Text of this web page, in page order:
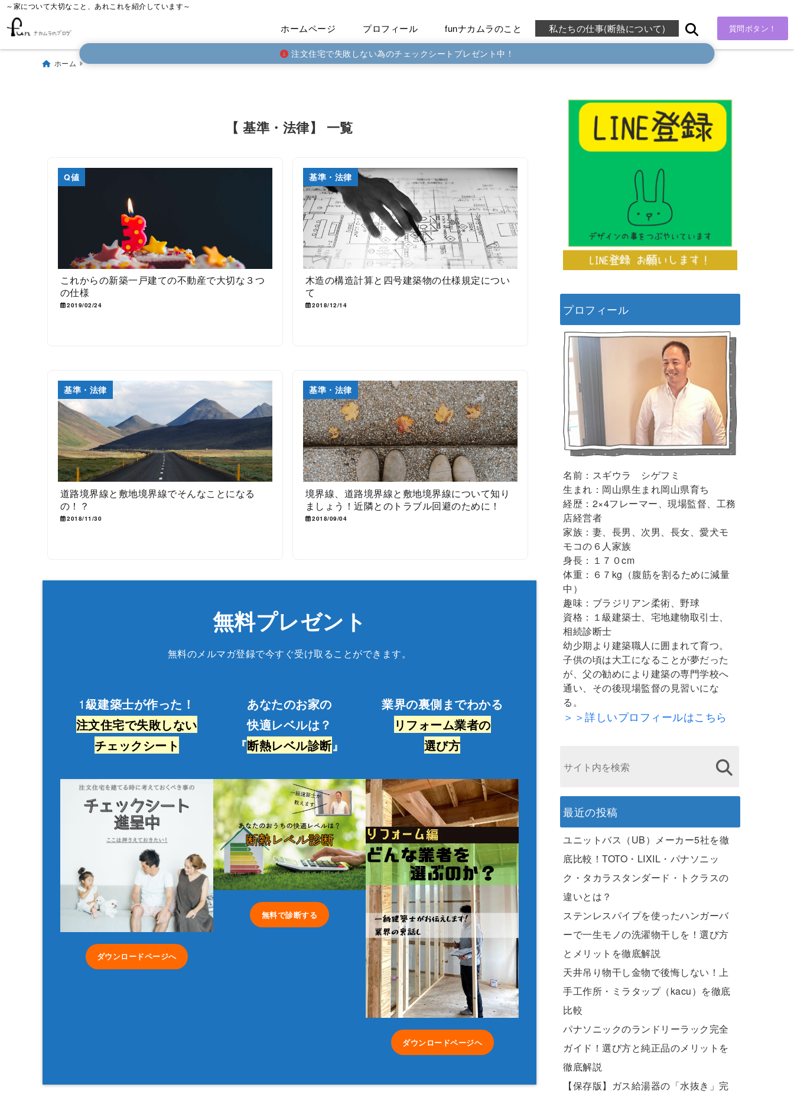
～家について大切なこと、あれこれを紹介しています～
ホームページ プロフィール funナカムラのこと 私たちの仕事(断熱について) 質問ボタン！
注文住宅で失敗しない為のチェックシートプレゼント中！
ホーム
【 基準・法律】 一覧
Q値
これからの新築一戸建ての不動産で大切な３つ
の仕様
2019/02/24
基準・法律
木造の構造計算と四号建築物の仕様規定につい
て
2018/12/14
基準・法律
道路境界線と敷地境界線でそんなことになる
の！？
2018/11/30
基準・法律
境界線、道路境界線と敷地境界線について知り
ましょう！近隣とのトラブル回避のために！
2018/09/04
無料プレゼント
無料のメルマガ登録で今すぐ受け取ることができます。
1級建築士が作った！
注文住宅で失敗しない
チェックシート
ダウンロードページへ
あなたのお家の
快適レベルは？
『断熱レベル診断』
無料で診断する
業界の裏側までわかる
リフォーム業者の
選び方
ダウンロードページヘ
プロフィール
名前：スギウラ シゲフミ
生まれ：岡山県生まれ岡山県育ち
経歴：2×4フレーマー、現場監督、工務
店経営者
家族：妻、長男、次男、長女、愛犬モ
モコの６人家族
身長：１７０cm
体重：６７kg（腹筋を割るために減量
中）
趣味：ブラジリアン柔術、野球
資格：１級建築士、宅地建物取引士、
相続診断士
幼少期より建築職人に囲まれて育つ。
子供の頃は大工になることが夢だった
が、父の勧めにより建築の専門学校へ
通い、その後現場監督の見習いにな
る。
＞＞詳しいプロフィールはこちら
最近の投稿
ユニットバス（UB）メーカー5社を徹
底比較！TOTO・LIXIL・パナソニッ
ク・タカラスタンダード・トクラスの
違いとは？
ステンレスパイプを使ったハンガーバ
ーで一生モノの洗濯物干しを！選び方
とメリットを徹底解説
天井吊り物干し金物で後悔しない！上
手工作所・ミラタップ（kacu）を徹底
比較
パナソニックのランドリーラック完全
ガイド！選び方と純正品のメリットを
徹底解説
【保存版】ガス給湯器の「水抜き」完